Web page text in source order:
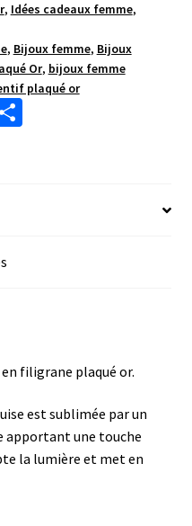
, Idées cadeaux femme,
, Bijoux femme, Bijoux
Or, bijoux femme
plaqué or
P
filigrane plaqué or.
est sublimée par un
apportant une touche
la lumière et met en